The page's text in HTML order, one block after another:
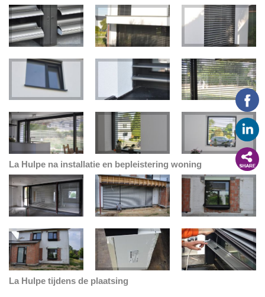
La Hulpe na installatie en bepleistering woning
La Hulpe tijdens de plaatsing